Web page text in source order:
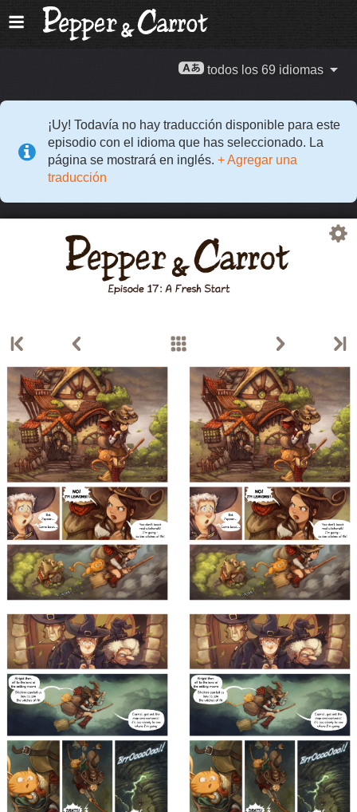
todos los 69 idiomas
¡Uy! Todavía no hay traducción disponible para este
episodio con el idioma que has seleccionado. La
página se mostrará en inglés. + Agregar una
traducción